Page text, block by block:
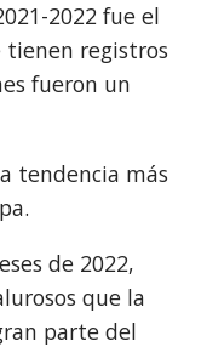
2022 fue el
tienen registros
fueron un
tendencia más
de 2022,
que la
parte del